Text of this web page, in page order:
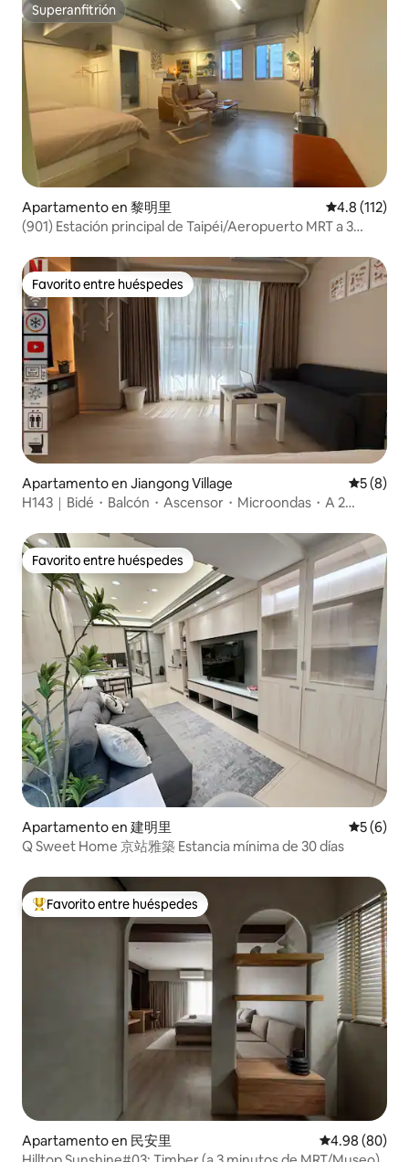
Superanfitrión
Superanfitrión
Apartamento en 黎明里 Calificación
4.8 (112)
(901) Estación principal de Taipéi/Aeropuerto MRT a 3
Favorito entre huéspedes
Favorito entre huéspedes
Apartamento en Jiangong Village
5 (8)
H143｜Bidé・Balcón・Ascensor・Microondas・A 2
Favorito entre huéspedes
Favorito entre huéspedes
Apartamento en 建明里
5 (6)
Q Sweet Home 京站雅築 Estancia mínima de 30 días
Favorito entre huéspedes preferido
Favorito entre huéspedes
Apartamento en 民安里 Calificación
4.98 (80)